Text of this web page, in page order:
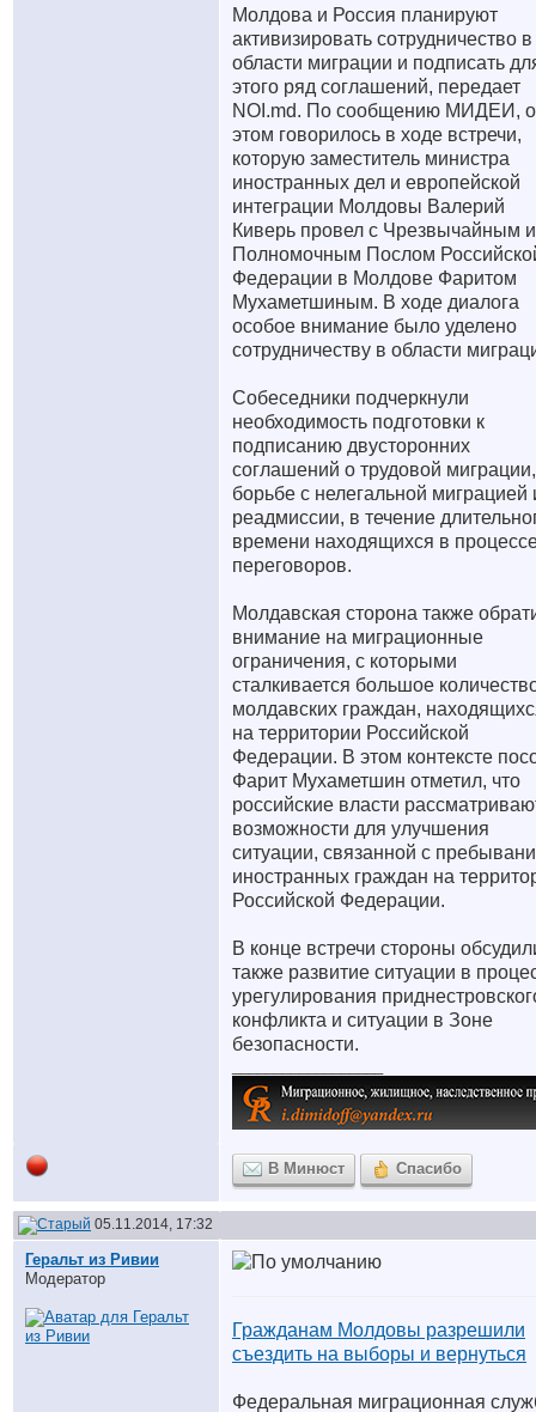
Молдова и Россия планируют
активизировать сотрудничество в
области миграции и подписать
этого ряд соглашений, передает
NOI.md. По сообщению МИДЕИ,
этом говорилось в ходе встречи,
которую заместитель министра
иностранных дел и европейской
интеграции Молдовы Валерий
Киверь провел с Чрезвычайным и
Полномочным Послом
Федерации в Молдове Фаритом
Мухаметшиным. В ходе диалога
особое внимание было уделено
сотрудничеству в области
Собеседники подчеркнули
необходимость подготовки к
подписанию двусторонних
соглашений о трудовой миграции,
борьбе с нелегальной миграцией
реадмиссии, в течение
времени находящихся в
переговоров.
Молдавская сторона также
внимание на миграционные
ограничения, с которыми
сталкивается большое
молдавских граждан,
на территории Российской
Федерации. В этом контексте
Фарит Мухаметшин отметил, что
российские власти
возможности для улучшения
ситуации, связанной с
иностранных граждан на
Российской Федерации.
В конце встречи стороны
также развитие ситуации в
урегулирования
конфликта и ситуации в Зоне
безопасности.
В Минюст Спасибо
05.11.2014, 17:32
Геральт из Ривии
Модератор
Гражданам Молдовы разрешили
съездить на выборы и вернуться
Федеральная миграционная